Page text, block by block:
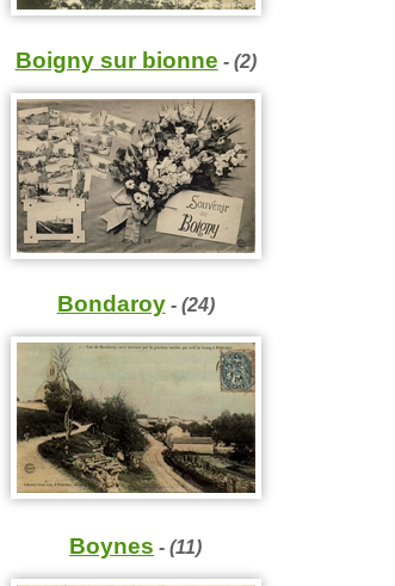
Boigny sur bionne - (2)
Bondaroy- (24)
Boynes - (11)